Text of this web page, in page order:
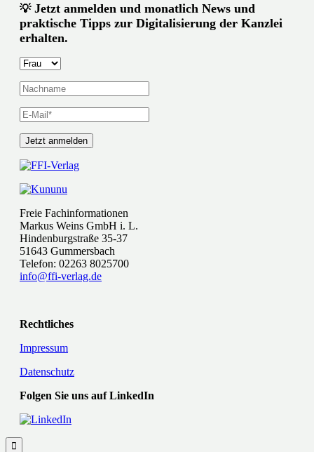
💡Jetzt anmelden und monatlich News und
praktische Tipps zur Digitalisierung der Kanzlei
erhalten.
Freie Fachinformationen
Markus Weins GmbH i. L.
Hindenburgstraße 35-37
51643 Gummersbach
Telefon: 02263 8025700
info@ffi-verlag.de
Rechtliches
Impressum
Datenschutz
Folgen Sie uns auf LinkedIn
